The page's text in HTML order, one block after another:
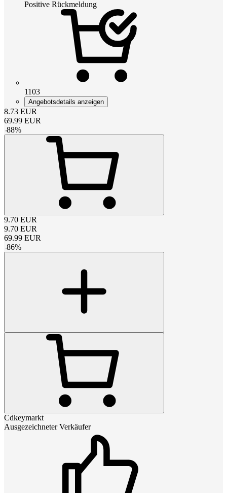
Positive Rückmeldung
1103
Angebotsdetails anzeigen
8.73 EUR
69.99 EUR
-88%
9.70 EUR
9.70 EUR
69.99 EUR
-86%
Cdkeymarkt
Ausgezeichneter Verkäufer